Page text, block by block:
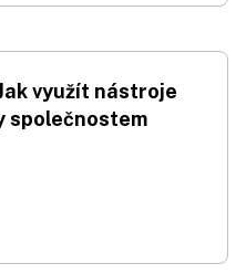
využít nástroje
společnostem